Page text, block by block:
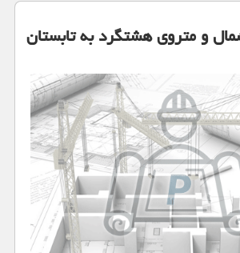
و متروی هشتگرد به تابستان